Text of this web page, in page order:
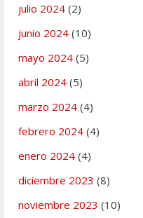
julio 2024 (2)
junio 2024 (10)
mayo 2024 (5)
abril 2024 (5)
marzo 2024 (4)
febrero 2024 (4)
enero 2024 (4)
diciembre 2023 (8)
noviembre 2023 (10)